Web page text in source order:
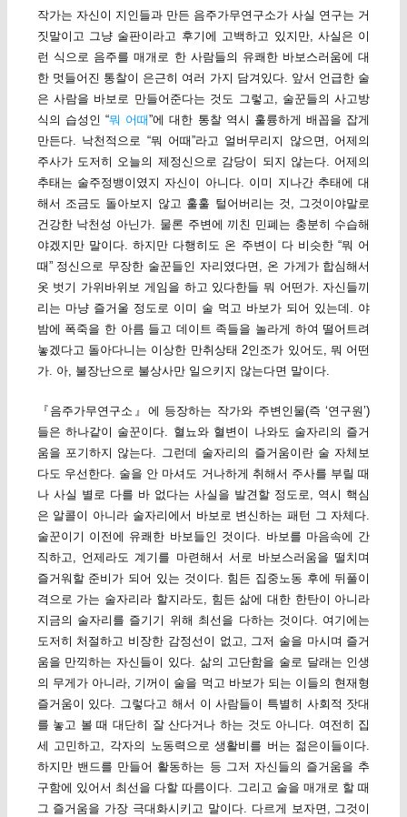
작가는 자신이 지인들과 만든 음주가무연구소가 사실 연구는 거
짓말이고 그냥 술판이라고 후기에 고백하고 있지만, 사실은 이
런 식으로 음주를 매개로 한 사람들의 유쾌한 바보스러움에 대
한 멋들어진 통찰이 은근히 여러 가지 담겨있다. 앞서 언급한 술
은 사람을 바보로 만들어준다는 것도 그렇고, 술꾼들의 사고방
식의 습성인 “뭐 어때”에 대한 통찰 역시 훌륭하게 배꼽을 잡게
만든다. 낙천적으로 “뭐 어때”라고 얼버무리지 않으면, 어제의
주사가 도저히 오늘의 제정신으로 감당이 되지 않는다. 어제의
추태는 술주정뱅이였지 자신이 아니다. 이미 지나간 추태에 대
해서 조금도 돌아보지 않고 훌훌 털어버리는 것, 그것이야말로
건강한 낙천성 아닌가. 물론 주변에 끼친 민폐는 충분히 수습해
야겠지만 말이다. 하지만 다행히도 온 주변이 다 비슷한 “뭐 어
때” 정신으로 무장한 술꾼들인 자리였다면, 온 가게가 합심해서
옷 벗기 가위바위보 게임을 하고 있다한들 뭐 어떤가. 자신들끼
리는 마냥 즐거울 정도로 이미 술 먹고 바보가 되어 있는데. 야
밤에 폭죽을 한 아름 들고 데이트 족들을 놀라게 하여 떨어트려
놓겠다고 돌아다니는 이상한 만취상태 2인조가 있어도, 뭐 어떤
가. 아, 불장난으로 불상사만 일으키지 않는다면 말이다.
『음주가무연구소』에 등장하는 작가와 주변인물(즉 ‘연구원’)
들은 하나같이 술꾼이다. 혈뇨와 혈변이 나와도 술자리의 즐거
움을 포기하지 않는다. 그런데 술자리의 즐거움이란 술 자체보
다도 우선한다. 술을 안 마셔도 거나하게 취해서 주사를 부릴 때
나 사실 별로 다를 바 없다는 사실을 발견할 정도로, 역시 핵심
은 알콜이 아니라 술자리에서 바보로 변신하는 패턴 그 자체다.
술꾼이기 이전에 유쾌한 바보들인 것이다. 바보를 마음속에 간
직하고, 언제라도 계기를 마련해서 서로 바보스러움을 떨치며
즐거워할 준비가 되어 있는 것이다. 힘든 집중노동 후에 뒤풀이
격으로 가는 술자리라 할지라도, 힘든 삶에 대한 한탄이 아니라
지금의 술자리를 즐기기 위해 최선을 다하는 것이다. 여기에는
도저히 처절하고 비장한 감정선이 없고, 그저 술을 마시며 즐거
움을 만끽하는 자신들이 있다. 삶의 고단함을 술로 달래는 인생
의 무게가 아니라, 기꺼이 술을 먹고 바보가 되는 이들의 현재형
즐거움이 있다. 그렇다고 해서 이 사람들이 특별히 사회적 잣대
를 놓고 볼 때 대단히 잘 산다거나 하는 것도 아니다. 여전히 집
세 고민하고, 각자의 노동력으로 생활비를 버는 젊은이들이다.
하지만 밴드를 만들어 활동하는 등 그저 자신들의 즐거움을 추
구함에 있어서 최선을 다할 따름이다. 그리고 술을 매개로 할 때
그 즐거움을 가장 극대화시키고 말이다. 다르게 보자면, 그것이